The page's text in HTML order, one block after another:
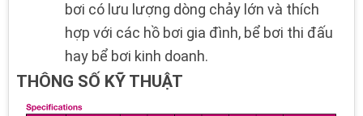
bơi có lưu lượng dòng chảy lớn và thích
hợp với các hồ bơi gia đình, bể bơi thi đấu
hay bể bơi kinh doanh.
THÔNG SỐ KỸ THUẬT